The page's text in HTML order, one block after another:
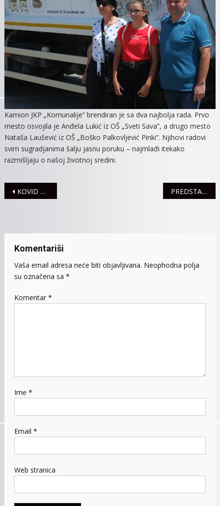
Kamion JKP „Komunalije” brendiran je sa dva najbolja rada. Prvo
mesto osvojila je Anđela Lukić iz OŠ „Sveti Sava”, a drugo mesto
Nataša Laušević iz OŠ „Boško Palkovljević Pinki”. Njihovi radovi
svim sugradjanima šalju jasnu poruku – najmlađi itekako
razmišljaju o našoj životnoj sredini.
Navigacija
KOVID AMBULANTA U PROSTORIJAMA VII ZDRAVSTVENE STANICE PREDSTAVA „SRCE OD LEGO KOCKICA“ NA DEČIJIM ZMAJEVIM IGRAMA
Komentariši
Vaša email adresa neće biti objavljivana. Neophodna polja
su označena sa *
Komentar *
Ime *
Email *
Web stranica